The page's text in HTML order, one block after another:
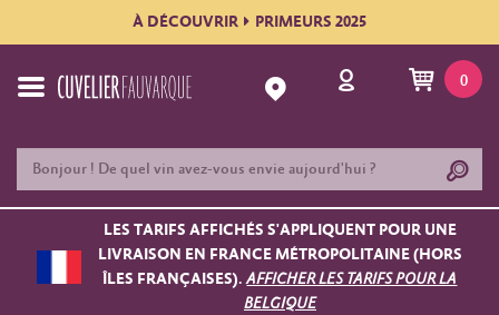
À DÉCOUVRIR PRIMEURS 2025
0
LES TARIFS AFFICHÉS S'APPLIQUENT POUR UNE
LIVRAISON EN FRANCE MÉTROPOLITAINE (HORS
ÎLES FRANÇAISES).AFFICHER LES TARIFS POUR LA
BELGIQUE